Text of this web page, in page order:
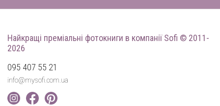
Найкращі преміальні фотокниги в компанії Sofi © 2011-
2026
095 407 55 21
info@mysofi.com.ua